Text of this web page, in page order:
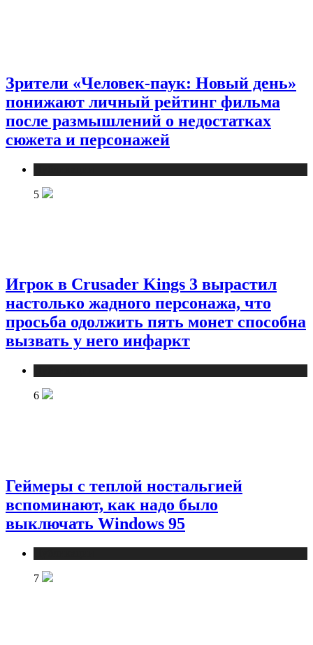
Зрители «Человек-паук: Новый день»
понижают личный рейтинг фильма
после размышлений о недостатках
сюжета и персонажей
5
Игрок в Crusader Kings 3 вырастил
настолько жадного персонажа, что
просьба одолжить пять монет способна
вызвать у него инфаркт
6
Геймеры с теплой ностальгией
вспоминают, как надо было
выключать Windows 95
7